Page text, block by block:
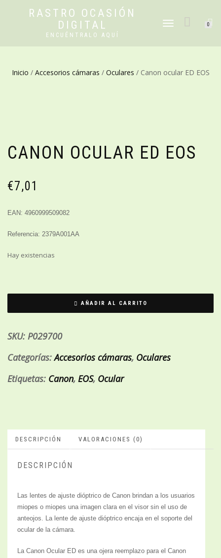
RASTRO OCASIÓN
DIGITAL
ENCUÉNTRALO AQUÍ
CAMBIAR
0
Inicio / Accesorios cámaras / Oculares / Canon ocular ED EOS
CANON OCULAR ED EOS
€7,01
EAN: 4960999509082
Referencia: 2379A001AA
Hay existencias
AÑADIR AL CARRITO
SKU: P029700
Categorías:Accesorios cámaras, Oculares
Etiquetas: Canon, EOS, Ocular
DESCRIPCIÓN VALORACIONES (0)
DESCRIPCIÓN
Las lentes de ajuste dióptrico de Canon brindan a los usuarios
miopes o miopes una imagen clara en el visor sin el uso de
anteojos. La lente de ajuste dióptrico encaja en el soporte del
ocular de la cámara.
La Canon Ocular ED es una ojera reemplazo para el Canon